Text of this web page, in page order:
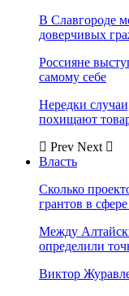
В Славгороде
доверчивых
Россияне
самому себе
Нередки
похищают
Prev Next
Власть
Сколько
грантов в
Между
определили
Виктор